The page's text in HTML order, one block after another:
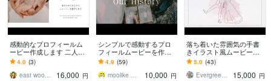
感動的なプロフィールム
ービー作成します 二人の
思い出の音楽で結婚式の
プロフィールムービーを
4.0 (3)
east woods movie
16,000 円
シンプルで感動するプロ
フィールムービーを作成
します 大切なゲスト、へ
心からの「ありがとう」
を届けるムービーです！
4.9 (59)
moolike 想いが伝わるムービー
10,000 円
落ち着いた雰囲気の手書
きイラスト風ムービー作
ります ポップな楽曲・感
動的な楽曲のどちらにも
合うシンプルな構成です
5.0 (43)
EvergreenFILM
15,000 円